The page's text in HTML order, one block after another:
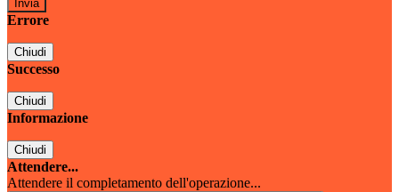
Errore
Chiudi
Successo
Chiudi
Informazione
Chiudi
Attendere...
Attendere il completamento dell'operazione...